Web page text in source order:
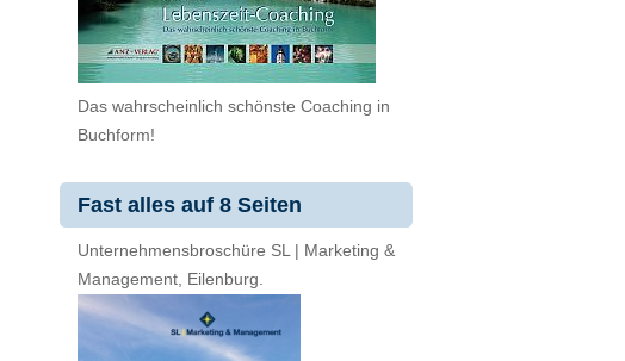
Das wahrscheinlich schönste Coaching in
Buchform!
Fast alles auf 8 Seiten
Unternehmensbroschüre SL | Marketing &
Management, Eilenburg.